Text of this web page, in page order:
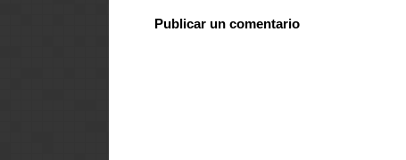
Publicar un comentario